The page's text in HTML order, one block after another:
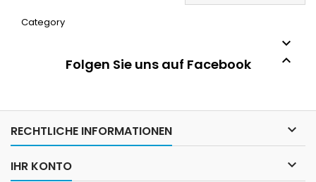
Category


Folgen Sie uns auf Facebook
RECHTLICHE INFORMATIONEN 
IHR KONTO 